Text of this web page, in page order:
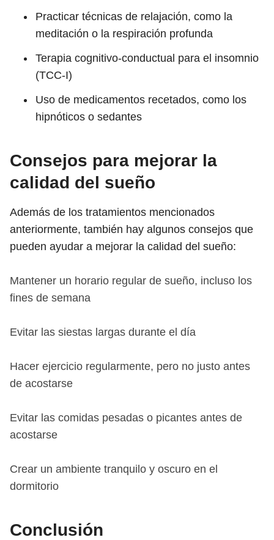
Practicar técnicas de relajación, como la
meditación o la respiración profunda
Terapia cognitivo-conductual para el insomnio
(TCC-I)
Uso de medicamentos recetados, como los
hipnóticos o sedantes
Consejos para mejorar la
calidad del sueño
Además de los tratamientos mencionados
anteriormente, también hay algunos consejos que
pueden ayudar a mejorar la calidad del sueño:
Mantener un horario regular de sueño, incluso los
fines de semana
Evitar las siestas largas durante el día
Hacer ejercicio regularmente, pero no justo antes
de acostarse
Evitar las comidas pesadas o picantes antes de
acostarse
Crear un ambiente tranquilo y oscuro en el
dormitorio
Conclusión